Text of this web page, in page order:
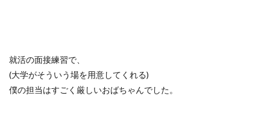
就活の面接練習で、
(大学がそういう場を用意してくれる)
僕の担当はすごく厳しいおばちゃんでした。